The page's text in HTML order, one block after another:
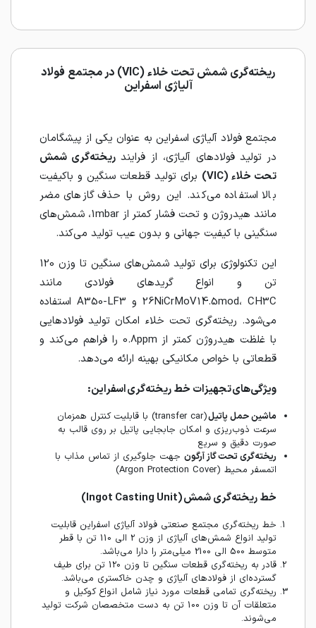
ریخته‌گری شمش تحت خلاء (VIC) در مجتمع فولاد
آلیاژی اسفراین
مجتمع فولاد آلیاژی اسفراین به عنوان یکی از پیشگامان
در تولید فولادهای آلیاژی، از فرایندریخته‌گری شمش
تحت خلاء (VIC)
برای تولید قطعات سنگین و باکیفیت
بالا استفاده می‌کند. این روش با حذف گازهای مضر
مانند هیدروژن و تحت فشار کمتر از 1mbar، شمش‌های
سنگینی با کیفیت جهانی و بدون عیب تولید می‌کند.
این تکنولوژی برای تولید شمش‌های سنگین تا وزن 120
تن و انواع گریدهای فولادی مانند
26NiCrMoV14.5mod، CH3C و A350-LF3 استفاده
می‌شود. ریخته‌گری تحت خلاء امکان تولید فولادهایی
با غلظت هیدروژن کمتر از 0.8ppm را فراهم می‌کند و
قطعاتی با خواص مکانیکی بهینه ارائه می‌دهد.
ویژگی‌های تجهیزات خط ریخته‌گری اسفراین:
ماشین حمل پاتیل
(transfer car) با قابلیت کنترل همزمان
سرعت ذوب‌ریزی و امکان جا‌بجایی پاتیل بر روی قالب به
صورت دقیق و سریع
ریخته‌گری تحت گاز آرگون جهت جلوگیری از تماس مذاب با
اتمسفر محیط (Argon Protection Cover)
خط ریخته‌گری شمش(Ingot Casting Unit)
خط ریخته‌گری مجتمع صنعتی فولاد آلیاژی اسفراین قابلیت
تولید انواع شمش‌های آلیاژی از وزن 2 الی 110 تن با قطر
متوسط 500 الی 2100 میلی‌متر را دارا می‌باشد.
قادر به ریخته‌گری قطعات سنگین تا وزن 120 تن برای طیف
گسترده‌ای از فولاد‌های آلیاژی و چدن خاکستری می‌باشد.
ریخته‌گری تمامی قطعات مورد نیاز شامل انواع کوکیل و
متعلقات آن تا وزن 100 تن به دست متخصصان شرکت تولید
می‌شوند.